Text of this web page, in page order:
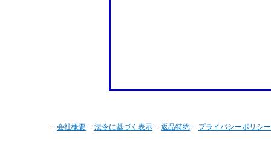
会社概要 法令に基づく表示 返品特約 プライバシーポリシー